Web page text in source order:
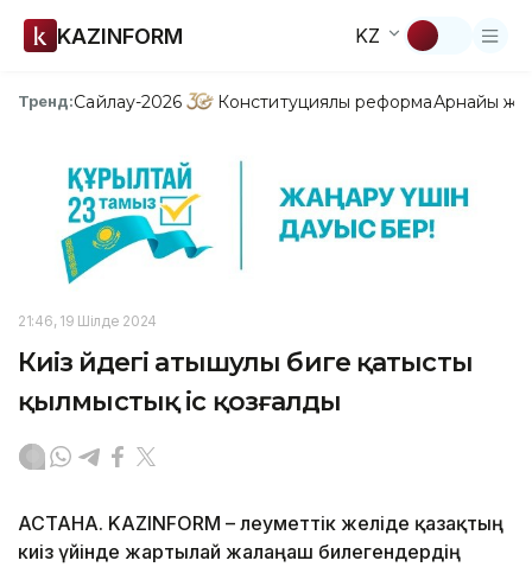
KAZINFORM KZ
Тренд:Сайлау-2026 Конституциялық реформаАрнайы
21:46, 19 Шілде 2024
Киіз үйдегі атышулы биге қатысты
қылмыстық іс қозғалды
АСТАНА. KAZINFORM – Әлеуметтік желіде қазақтың
киіз үйінде жартылай жалаңаш билегендердің